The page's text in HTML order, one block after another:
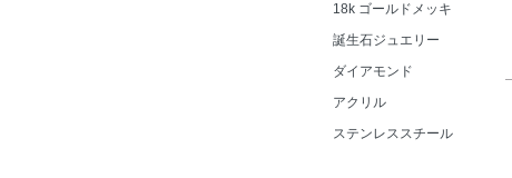
18k ゴールドメッキ
誕生石ジュエリー
ダイアモンド
アクリル
ステンレススチール